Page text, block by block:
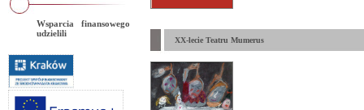
Wsparcia finansowego
udzielili
XX-lecie Teatru Mumerus